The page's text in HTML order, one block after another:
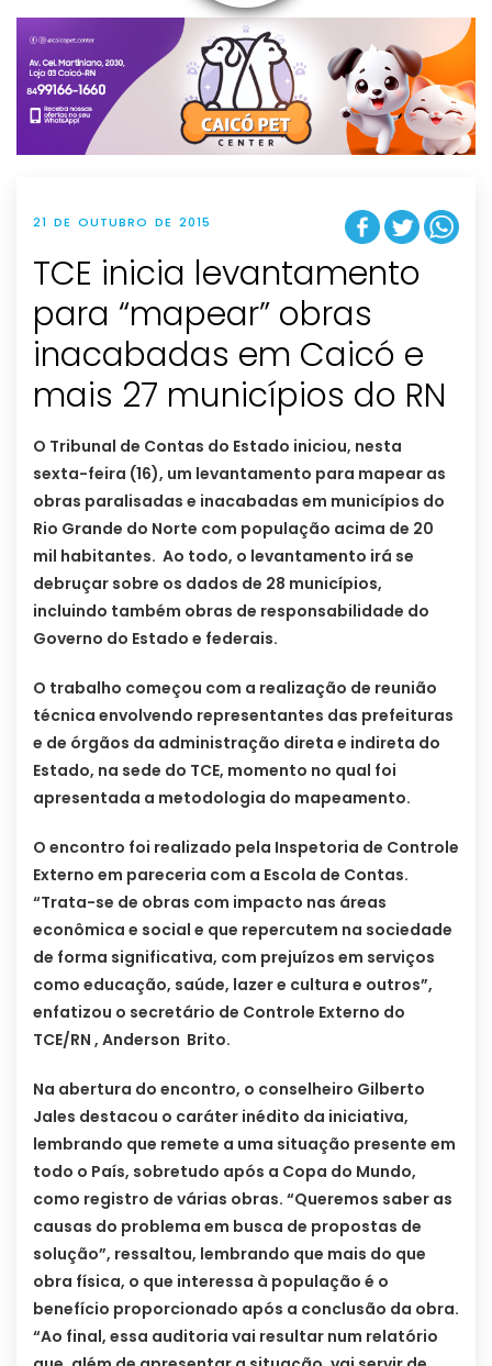
v
g
t
i
o
n
21 DE OUTUBRO DE 2015
TCE inicia levantamento
para “mapear” obras
inacabadas em Caicó e
mais 27 municípios do RN
O Tribunal de Contas do Estado iniciou, nesta
sexta-feira (16), um levantamento para mapear as
obras paralisadas e inacabadas em municípios do
Rio Grande do Norte com população acima de 20
mil habitantes. Ao todo, o levantamento irá se
debruçar sobre os dados de 28 municípios,
incluindo também obras de responsabilidade do
Governo do Estado e federais.
O trabalho começou com a realização de reunião
técnica envolvendo representantes das prefeituras
e de órgãos da administração direta e indireta do
Estado, na sede do TCE, momento no qual foi
apresentada a metodologia do mapeamento.
O encontro foi realizado pela Inspetoria de Controle
Externo em pareceria com a Escola de Contas.
“Trata-se de obras com impacto nas áreas
econômica e social e que repercutem na sociedade
de forma significativa, com prejuízos em serviços
como educação, saúde, lazer e cultura e outros”,
enfatizou o secretário de Controle Externo do
TCE/RN , Anderson Brito.
Na abertura do encontro, o conselheiro Gilberto
Jales destacou o caráter inédito da iniciativa,
lembrando que remete a uma situação presente em
todo o País, sobretudo após a Copa do Mundo,
como registro de várias obras. “Queremos saber as
causas do problema em busca de propostas de
solução”, ressaltou, lembrando que mais do que
obra física, o que interessa à população é o
benefício proporcionado após a conclusão da obra.
“Ao final, essa auditoria vai resultar num relatório